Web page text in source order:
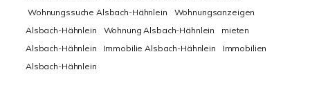
Wohnungssuche Alsbach-Hähnlein
Wohnungsanzeigen
Alsbach-Hähnlein
Wohnung Alsbach-Hähnlein
mieten
Alsbach-Hähnlein
Immobilie Alsbach-Hähnlein
Immobilien
Alsbach-Hähnlein